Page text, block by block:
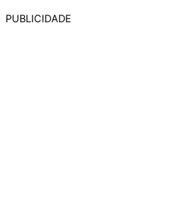
PUBLICIDADE